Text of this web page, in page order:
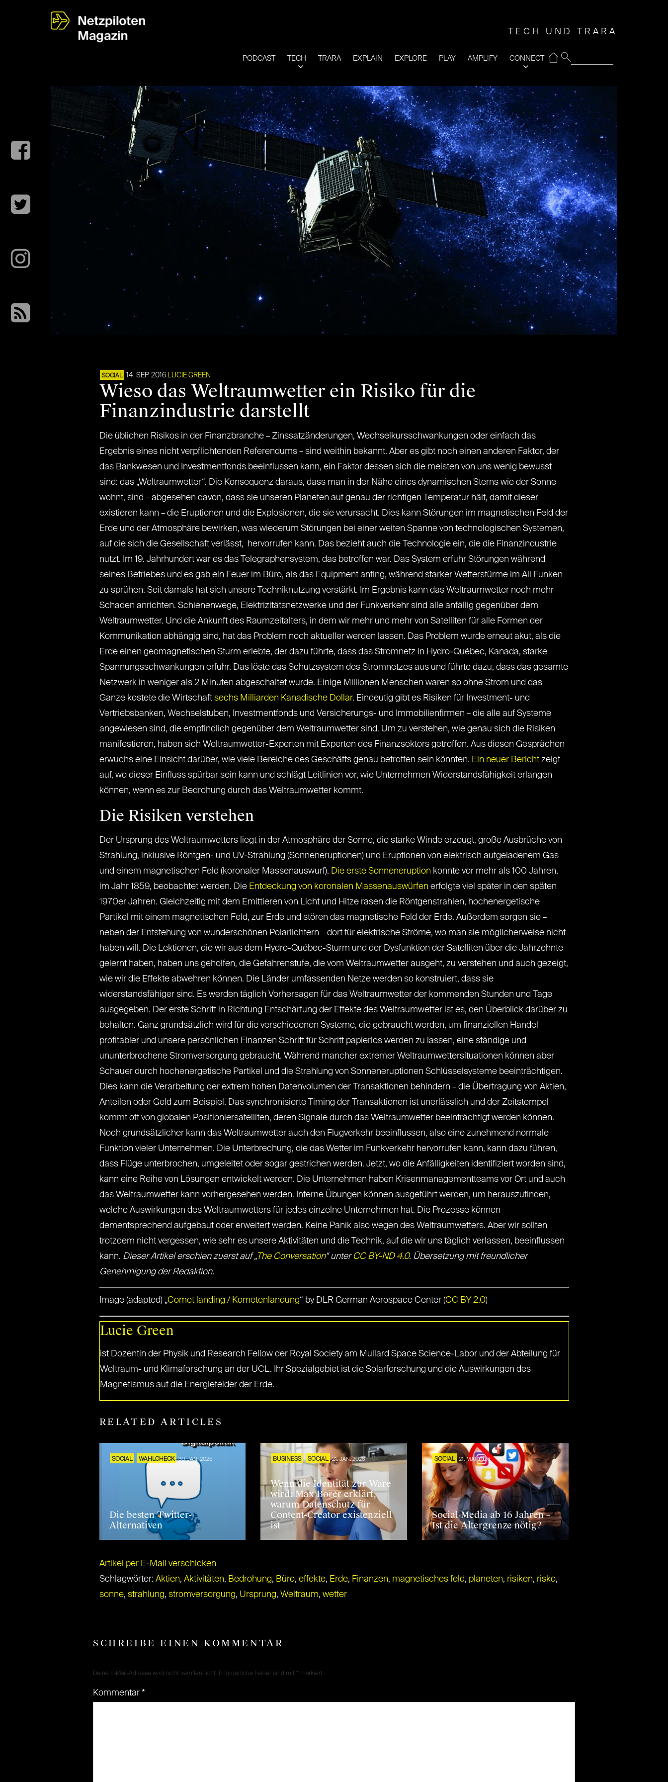
TECH UND TRARA
PODCAST TECH TRARA EXPLAIN EXPLORE PLAY AMPLIFY CONNECT
⌂
SOCIAL 14. SEP. 2016 LUCIE GREEN
Wieso das Weltraumwetter ein Risiko für die
Finanzindustrie darstellt
Die üblichen Risikos in der Finanzbranche – Zinssatzänderungen, Wechselkursschwankungen oder einfach das
Ergebnis eines nicht verpflichtenden Referendums – sind weithin bekannt. Aber es gibt noch einen anderen Faktor, der
das Bankwesen und Investmentfonds beeinflussen kann, ein Faktor dessen sich die meisten von uns wenig bewusst
sind: das „Weltraumwetter“. Die Konsequenz daraus, dass man in der Nähe eines dynamischen Sterns wie der Sonne
wohnt, sind – abgesehen davon, dass sie unseren Planeten auf genau der richtigen Temperatur hält, damit dieser
existieren kann – die Eruptionen und die Explosionen, die sie verursacht. Dies kann Störungen im magnetischen Feld der
Erde und der Atmosphäre bewirken, was wiederum Störungen bei einer weiten Spanne von technologischen Systemen,
auf die sich die Gesellschaft verlässt, hervorrufen kann. Das bezieht auch die Technologie ein, die die Finanzindustrie
nutzt. Im 19. Jahrhundert war es das Telegraphensystem, das betroffen war. Das System erfuhr Störungen während
seines Betriebes und es gab ein Feuer im Büro, als das Equipment anfing, während starker Wetterstürme im All Funken
zu sprühen. Seit damals hat sich unsere Techniknutzung verstärkt. Im Ergebnis kann das Weltraumwetter noch mehr
Schaden anrichten. Schienenwege, Elektrizitätsnetzwerke und der Funkverkehr sind alle anfällig gegenüber dem
Weltraumwetter. Und die Ankunft des Raumzeitalters, in dem wir mehr und mehr von Satelliten für alle Formen der
Kommunikation abhängig sind, hat das Problem noch aktueller werden lassen. Das Problem wurde erneut akut, als die
Erde einen geomagnetischen Sturm erlebte, der dazu führte, dass das Stromnetz in Hydro-Québec, Kanada, starke
Spannungsschwankungen erfuhr. Das löste das Schutzsystem des Stromnetzes aus und führte dazu, dass das gesamte
Netzwerk in weniger als 2 Minuten abgeschaltet wurde. Einige Millionen Menschen waren so ohne Strom und das
Ganze kostete die Wirtschaft sechs Milliarden Kanadische Dollar. Eindeutig gibt es Risiken für Investment- und
Vertriebsbanken, Wechselstuben, Investmentfonds und Versicherungs- und Immobilienfirmen – die alle auf Systeme
angewiesen sind, die empfindlich gegenüber dem Weltraumwetter sind. Um zu verstehen, wie genau sich die Risiken
manifestieren, haben sich Weltraumwetter-Experten mit Experten des Finanzsektors getroffen. Aus diesen Gesprächen
erwuchs eine Einsicht darüber, wie viele Bereiche des Geschäfts genau betroffen sein könnten. Ein neuer Berichtzeigt
auf, wo dieser Einfluss spürbar sein kann und schlägt Leitlinien vor, wie Unternehmen Widerstandsfähigkeit erlangen
können, wenn es zur Bedrohung durch das Weltraumwetter kommt.
Die Risiken verstehen
Der Ursprung des Weltraumwetters liegt in der Atmosphäre der Sonne, die starke Winde erzeugt, große Ausbrüche von
Strahlung, inklusive Röntgen- und UV-Strahlung (Sonneneruptionen) und Eruptionen von elektrisch aufgeladenem Gas
und einem magnetischen Feld (koronaler Massenauswurf). Die erste Sonneneruption konnte vor mehr als 100 Jahren,
im Jahr 1859, beobachtet werden. Die Entdeckung von koronalen Massenauswürfen erfolgte viel später in den späten
1970er Jahren. Gleichzeitig mit dem Emittieren von Licht und Hitze rasen die Röntgenstrahlen, hochenergetische
Partikel mit einem magnetischen Feld, zur Erde und stören das magnetische Feld der Erde. Außerdem sorgen sie –
neben der Entstehung von wunderschönen Polarlichtern – dort für elektrische Ströme, wo man sie möglicherweise nicht
haben will. Die Lektionen, die wir aus dem Hydro-Québec-Sturm und der Dysfunktion der Satelliten über die Jahrzehnte
gelernt haben, haben uns geholfen, die Gefahrenstufe, die vom Weltraumwetter ausgeht, zu verstehen und auch gezeigt,
wie wir die Effekte abwehren können. Die Länder umfassenden Netze werden so konstruiert, dass sie
widerstandsfähiger sind. Es werden täglich Vorhersagen für das Weltraumwetter der kommenden Stunden und Tage
ausgegeben. Der erste Schritt in Richtung Entschärfung der Effekte des Weltraumwetter ist es, den Überblick darüber zu
behalten. Ganz grundsätzlich wird für die verschiedenen Systeme, die gebraucht werden, um finanziellen Handel
profitabler und unsere persönlichen Finanzen Schritt für Schritt papierlos werden zu lassen, eine ständige und
ununterbrochene Stromversorgung gebraucht. Während mancher extremer Weltraumwettersituationen können aber
Schauer durch hochenergetische Partikel und die Strahlung von Sonneneruptionen Schlüsselsysteme beeinträchtigen.
Dies kann die Verarbeitung der extrem hohen Datenvolumen der Transaktionen behindern – die Übertragung von Aktien,
Anteilen oder Geld zum Beispiel. Das synchronisierte Timing der Transaktionen ist unerlässlich und der Zeitstempel
kommt oft von globalen Positioniersatelliten, deren Signale durch das Weltraumwetter beeinträchtigt werden können.
Noch grundsätzlicher kann das Weltraumwetter auch den Flugverkehr beeinflussen, also eine zunehmend normale
Funktion vieler Unternehmen. Die Unterbrechung, die das Wetter im Funkverkehr hervorrufen kann, kann dazu führen,
dass Flüge unterbrochen, umgeleitet oder sogar gestrichen werden. Jetzt, wo die Anfälligkeiten identifiziert worden sind,
kann eine Reihe von Lösungen entwickelt werden. Die Unternehmen haben Krisenmanagementteams vor Ort und auch
das Weltraumwetter kann vorhergesehen werden. Interne Übungen können ausgeführt werden, um herauszufinden,
welche Auswirkungen des Weltraumwetters für jedes einzelne Unternehmen hat. Die Prozesse können
dementsprechend aufgebaut oder erweitert werden. Keine Panik also wegen des Weltraumwetters. Aber wir sollten
trotzdem nicht vergessen, wie sehr es unsere Aktivitäten und die Technik, auf die wir uns täglich verlassen, beeinflussen
kann. Dieser Artikel erschien zuerst auf „The Conversation“ unter CC BY-ND 4.0. Übersetzung mit freundlicher
Genehmigung der Redaktion.
Image (adapted) „Comet landing / Kometenlandung“ by DLR German Aerospace Center (CC BY 2.0)
Lucie Green
ist Dozentin der Physik und Research Fellow der Royal Society am Mullard Space Science-Labor und der Abteilung für
Weltraum- und Klimaforschung an der UCL. Ihr Spezialgebiet ist die Solarforschung und die Auswirkungen des
Magnetismus auf die Energiefelder der Erde.
RELATED ARTICLES
SOCIAL WAHLCHECK 30. JAN. 2025
Die besten Twitter-
Alternativen
BUSINESS SOCIAL 21. JAN. 2026
Wenn die Identität zur Ware
wird: Max Borer erklärt,
warum Datenschutz für
Content-Creator existenziell
ist
SOCIAL 21. MAI 2026
Social Media ab 16 Jahren –
Ist die Altergrenze nötig?
Artikel per E-Mail verschicken
Schlagwörter: Aktien, Aktivitäten, Bedrohung, Büro, effekte, Erde, Finanzen, magnetisches feld, planeten, risiken, risko,
sonne, strahlung, stromversorgung, Ursprung, Weltraum, wetter
SCHREIBE EINEN KOMMENTAR
Deine E-Mail-Adresse wird nicht veröffentlicht. Erforderliche Felder sind mit * markiert
Kommentar *